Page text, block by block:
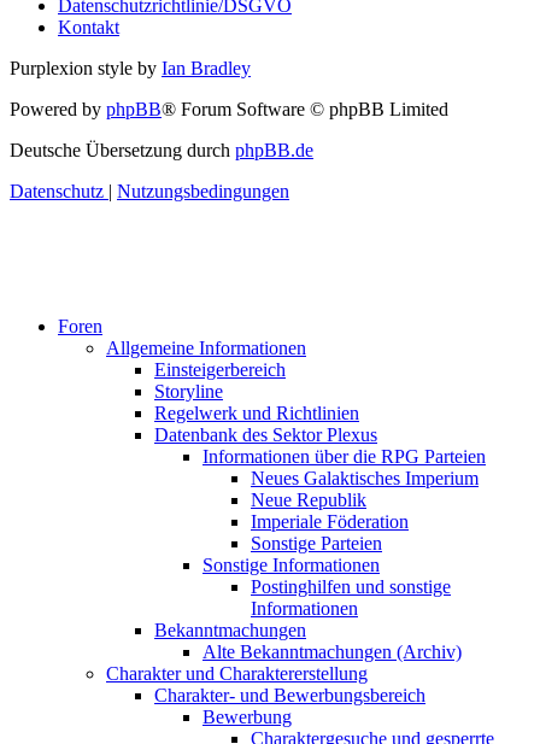
Datenschutzrichtlinie/DSGVO
Kontakt
Purplexion style by Ian Bradley
Powered by phpBB® Forum Software © phpBB Limited
Deutsche Übersetzung durch phpBB.de
Datenschutz | Nutzungsbedingungen
Foren
Allgemeine Informationen
Einsteigerbereich
Storyline
Regelwerk und Richtlinien
Datenbank des Sektor Plexus
Informationen über die RPG Parteien
Neues Galaktisches Imperium
Neue Republik
Imperiale Föderation
Sonstige Parteien
Sonstige Informationen
Postinghilfen und sonstige
Informationen
Bekanntmachungen
Alte Bekanntmachungen (Archiv)
Charakter und Charaktererstellung
Charakter- und Bewerbungsbereich
Bewerbung
Charaktergesuche und gesperrte